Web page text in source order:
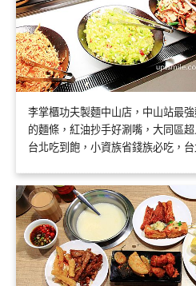
李掌櫃功夫製麵中山店，中山站最
的麵條，紅油抄手好涮嘴，大同區
台北吃到飽，小資族省錢族必吃，